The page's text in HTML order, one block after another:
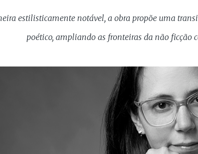
estilisticamente notável, a obra propõe uma
poético, ampliando as fronteiras da não ficção